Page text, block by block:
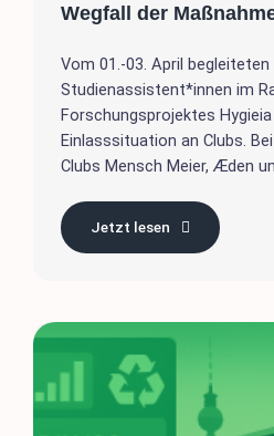
Wegfall der
Vom 01.-03. April begleiteten
Studienassistent*innen im
Forschungsprojektes
Einlasssituation an Clubs.
Clubs Mensch Meier, Æden
Jetzt lesen